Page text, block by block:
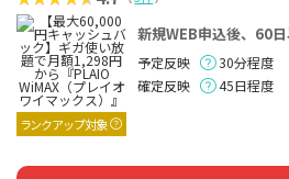
ランクアップ対象
新規WEB申込後、60
予定反映
30分程度
確定反映
45日程度